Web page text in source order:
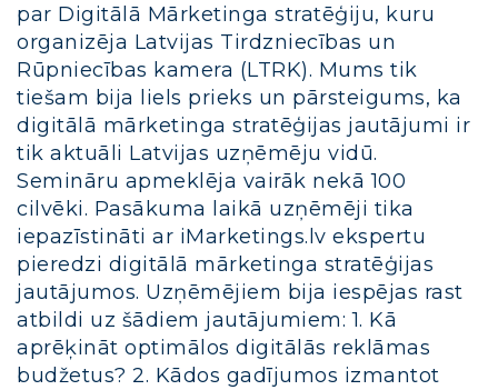
par Digitālā Mārketinga stratēģiju, kuru
organizēja Latvijas Tirdzniecības un
Rūpniecības kamera (LTRK). Mums tik
tiešam bija liels prieks un pārsteigums, ka
digitālā mārketinga stratēģijas jautājumi ir
tik aktuāli Latvijas uzņēmēju vidū.
Semināru apmeklēja vairāk nekā 100
cilvēki. Pasākuma laikā uzņēmēji tika
iepazīstināti ar iMarketings.lv ekspertu
pieredzi digitālā mārketinga stratēģijas
jautājumos. Uzņēmējiem bija iespējas rast
atbildi uz šādiem jautājumiem: 1. Kā
aprēķināt optimālos digitālās reklāmas
budžetus? 2. Kādos gadījumos izmantot